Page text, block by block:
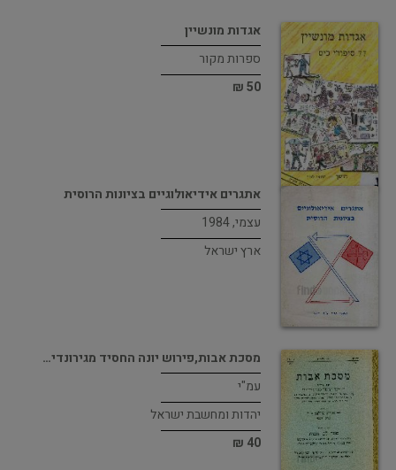
אגדות מונשיין
ספרות מקור
50 ₪
אתגרים אידיאולוגיים בציונות הרוסית
עצמי, 1984
ארץ ישראל
מסכת אבות,פירוש יונה החסיד מגירונדי…
עמ"י
יהדות ומחשבת ישראל
40 ₪